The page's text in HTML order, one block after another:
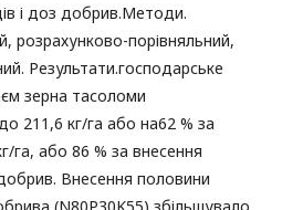
і доз добрив.Методи.
розрахунково-порівняльний,
Результати.господарське
зерна тасоломи
211,6 кг/га або на62 % за
га, або 86 % за внесення
Внесення половини